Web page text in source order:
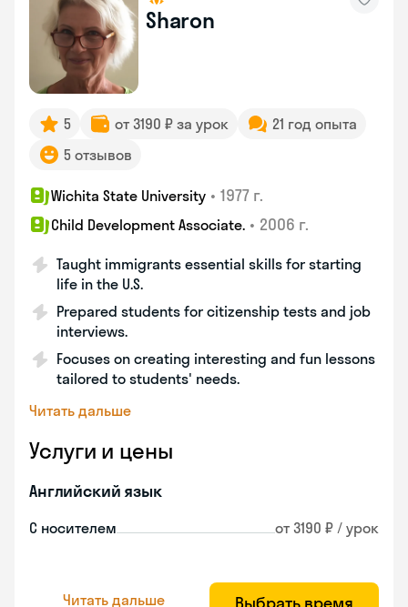
Sharon
5 от 3190 ₽ за урок
21 год опыта
5 отзывов
Wichita State University • 1977 г.
Child Development Associate. • 2006 г.
Taught immigrants essential skills for starting
life in the U.S.
Prepared students for citizenship tests and job
interviews.
Focuses on creating interesting and fun lessons
tailored to students' needs.
Читать дальше
Услуги и цены
Английский язык
С носителем от 3190 ₽ / урок
Читать дальше